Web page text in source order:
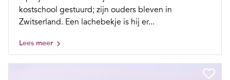
kostschool gestuurd; zijn ouders bleven in
Zwitserland. Een lachebekje is hij er...
Lees meer